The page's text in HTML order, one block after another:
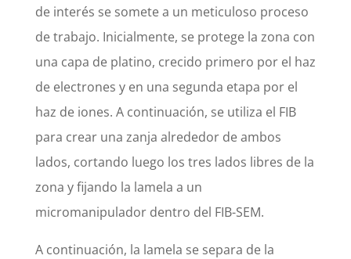
de interés se somete a un meticuloso proceso
de trabajo. Inicialmente, se protege la zona con
una capa de platino, crecido primero por el haz
de electrones y en una segunda etapa por el
haz de iones. A continuación, se utiliza el FIB
para crear una zanja alrededor de ambos
lados, cortando luego los tres lados libres de la
zona y fijando la lamela a un
micromanipulador dentro del FIB-SEM.
A continuación, la lamela se separa de la